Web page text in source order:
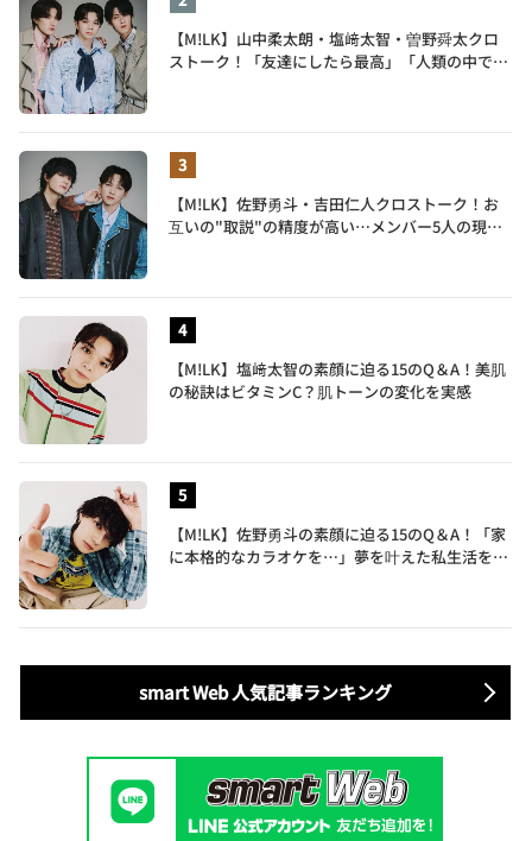
【M!LK】山中柔太朗・塩﨑太智・曽野舜太クロ
ストーク！「友達にしたら最高」「人類の中で桁
【M!LK】佐野勇斗・吉田仁人クロストーク！お
互いの"取説"の精度が高い…メンバー5人の現在
【M!LK】塩﨑太智の素顔に迫る15のQ＆A！美肌
の秘訣はビタミンC？肌トーンの変化を実感
【M!LK】佐野勇斗の素顔に迫る15のQ＆A！「家
に本格的なカラオケを…」夢を叶えた私生活を公
smart Web 人気記事ランキング